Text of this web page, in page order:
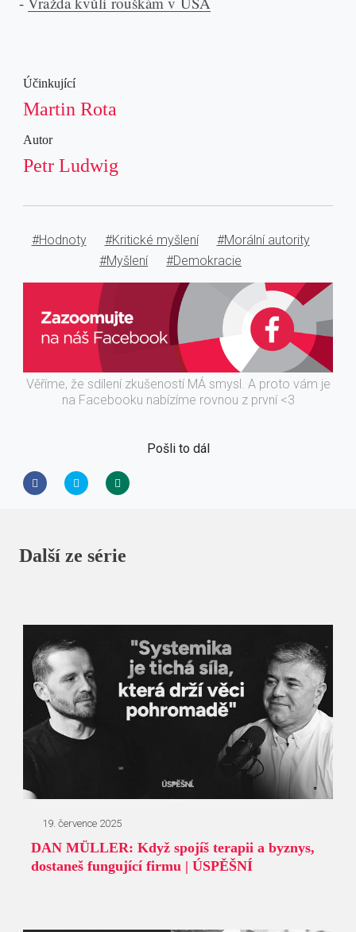
Účinkující
Martin Rota
Autor
Petr Ludwig
#Hodnoty #Kritické myšlení
#Morální autority
#Myšlení
#Demokracie
Věříme, že sdílení zkušeností MÁ smysl. A proto vám je
na Facebooku nabízíme rovnou z první <3
Pošli to dál
Další ze série
19. července 2025
DAN MÜLLER: Když spojíš terapii a byznys,
dostaneš fungující firmu | ÚSPĚŠNÍ